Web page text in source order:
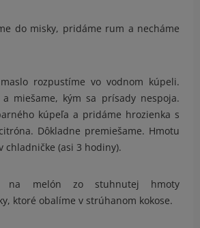
do misky, pridáme rum a necháme
rozpustíme vo vodnom kúpeli.
miešame, kým sa prísady nespoja.
kúpeľa a pridáme hrozienka s
Dôkladne premiešame. Hmotu
chladničke (asi 3 hodiny).
na melón zo stuhnutej hmoty
ktoré obalíme v strúhanom kokose.